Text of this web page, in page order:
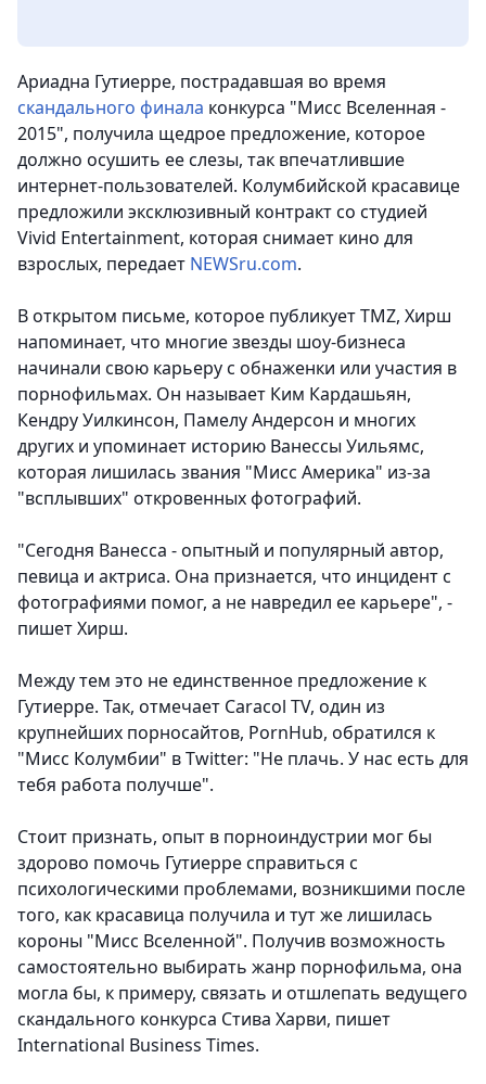
Ариадна Гутиерре, пострадавшая во время
скандального финала конкурса "Мисс Вселенная -
2015", получила щедрое предложение, которое
должно осушить ее слезы, так впечатлившие
интернет-пользователей. Колумбийской красавице
предложили эксклюзивный контракт со студией
Vivid Entertainment, которая снимает кино для
взрослых, передает NEWSru.com.
В открытом письме, которое публикует TMZ, Хирш
напоминает, что многие звезды шоу-бизнеса
начинали свою карьеру с обнаженки или участия в
порнофильмах. Он называет Ким Кардашьян,
Кендру Уилкинсон, Памелу Андерсон и многих
других и упоминает историю Ванессы Уильямс,
которая лишилась звания "Мисс Америка" из-за
"всплывших" откровенных фотографий.
"Сегодня Ванесса - опытный и популярный автор,
певица и актриса. Она признается, что инцидент с
фотографиями помог, а не навредил ее карьере", -
пишет Хирш.
Между тем это не единственное предложение к
Гутиерре. Так, отмечает Caracol TV, один из
крупнейших порносайтов, PornHub, обратился к
"Мисс Колумбии" в Twitter: "Не плачь. У нас есть для
тебя работа получше".
Стоит признать, опыт в порноиндустрии мог бы
здорово помочь Гутиерре справиться с
психологическими проблемами, возникшими после
того, как красавица получила и тут же лишилась
короны "Мисс Вселенной". Получив возможность
самостоятельно выбирать жанр порнофильма, она
могла бы, к примеру, связать и отшлепать ведущего
скандального конкурса Стива Харви, пишет
International Business Times.